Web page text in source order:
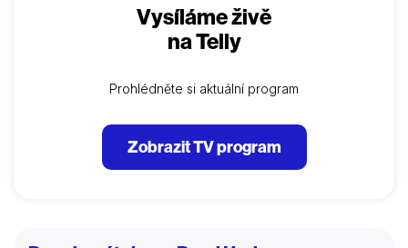
Vysíláme živě
na Telly
Prohlédněte si aktuální program
Zobrazit TV program